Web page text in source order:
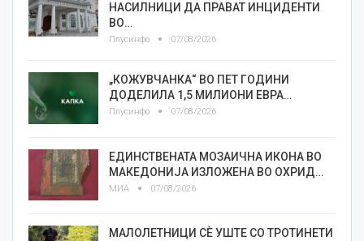
НАСИЛНИЦИ ДА ПРАВАТ ИНЦИДЕНТИ
ВО…
Плусинфо 07/08/2026
„КОЖУВЧАНКА“ ВО ПЕТ ГОДИНИ
ДОДЕЛИЛА 1,5 МИЛИОНИ ЕВРА…
Плусинфо 07/08/2026
ЕДИНСТВЕНАТА МОЗАИЧНА ИКОНА ВО
МАКЕДОНИЈА ИЗЛОЖЕНА ВО ОХРИД…
МИА 07/08/2026
МАЛОЛЕТНИЦИ СÈ УШТЕ СО ТРОТИНЕТИ